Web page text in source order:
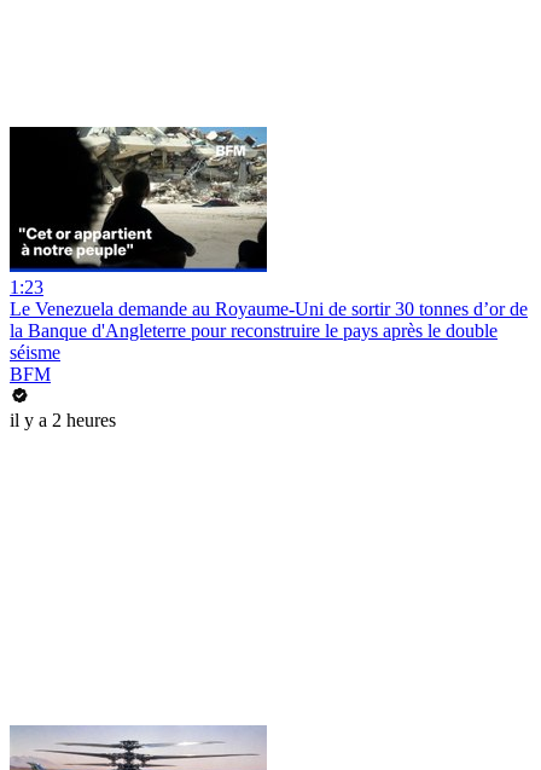
1:23
Le Venezuela demande au Royaume-Uni de sortir 30 tonnes d’or de
la Banque d'Angleterre pour reconstruire le pays après le double
séisme
BFM
il y a 2 heures